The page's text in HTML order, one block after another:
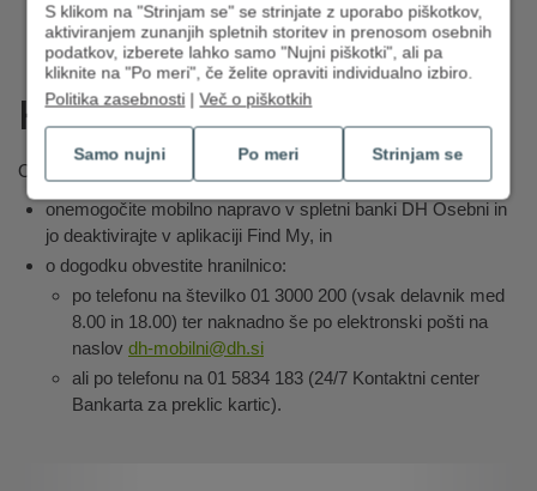
Kaj pa, če izgubim telefon?
Ob izgubi ali kraji mobilne naprave takoj:
onemogočite mobilno napravo v spletni banki DH Osebni in
jo deaktivirajte v aplikaciji Find My, in
o dogodku obvestite hranilnico:
po telefonu na številko 01 3000 200 (vsak delavnik med
8.00 in 18.00) ter naknadno še po elektronski pošti na
naslov dh-mobilni@dh.si
ali po telefonu na 01 5834 183 (24/7 Kontaktni center
Bankarta za preklic kartic).
S klikom na "Strinjam se" se strinjate z uporabo piškotkov,
aktiviranjem zunanjih spletnih storitev in prenosom osebnih
podatkov, izberete lahko samo "Nujni piškotki", ali pa
kliknite na "Po meri", če želite opraviti individualno izbiro.
Politika zasebnosti |Več o piškotkih
Samo nujni Po meri Strinjam se